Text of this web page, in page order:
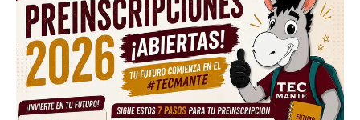
to stay in the loop.
SUBSCRIBE